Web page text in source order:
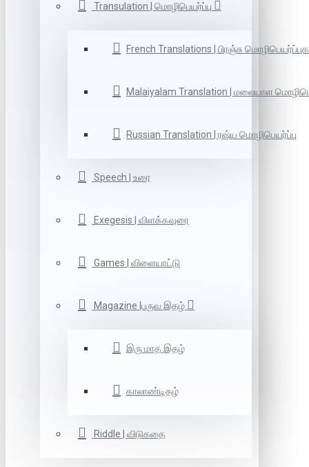
Transulation | மொழிபெயர்ப்பு
French Translations | பிரஞ்சு
Malaiyalam Translation | மலையாள
Russian Translation | ரஷ்ய மொழிபெயர்ப்பு
Speech | உரை
Exegesis | விளக்கவுரை
Games | விளையாட்டு
Magazine |பருவ இதழ்
இரு மாத இதழ்
காலாண்டிதழ்
Riddle | விடுகதை